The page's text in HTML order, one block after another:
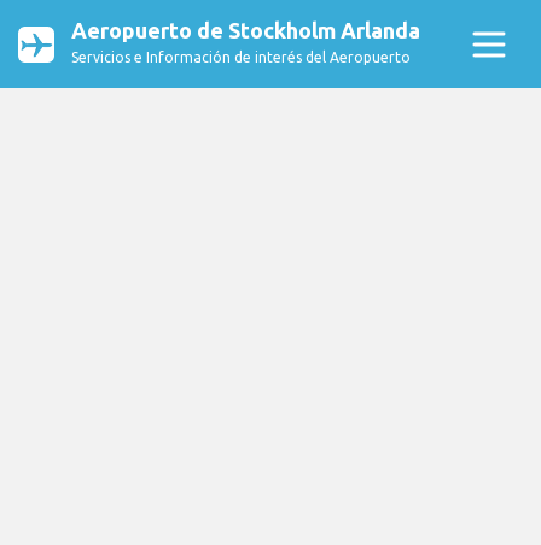
Aeropuerto de Stockholm Arlanda
Servicios e Información de interés del Aeropuerto